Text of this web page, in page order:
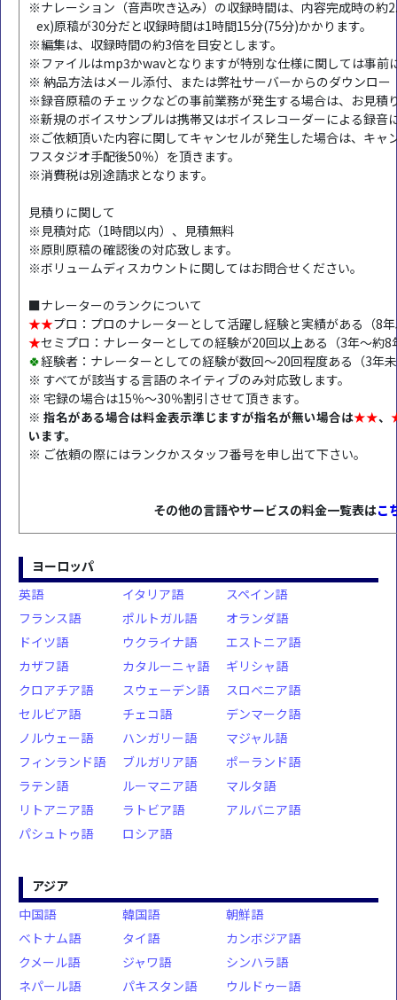
※ナレーション（音声吹き込み）の収録時間は、内容完成時の約
ex)原稿が30分だと収録時間は1時間15分(75分)かかります。
※編集は、収録時間の約3倍を目安とします。
※ファイルはmp3かwavとなりますが特別な仕様に関しては事前
※ 納品方法はメール添付、または弊社サーバーからのダウンロー
※録音原稿のチェックなどの事前業務が発生する場合は、お見積
※新規のボイスサンプルは携帯又はボイスレコーダーによる録音
※ご依頼頂いた内容に関してキャンセルが発生した場合は、キャ
フスタジオ手配後50％）を頂きます。
※消費税は別途請求となります。
見積りに関して
※見積対応（1時間以内）、見積無料
※原則原稿の確認後の対応致します。
※ボリュームディスカウントに関してはお問合せください。
■ナレーターのランクについて
★★プロ：プロのナレーターとして活躍し経験と実績がある（8
★セミプロ：ナレーターとしての経験が20回以上ある（3年～約
🍀経験者：ナレーターとしての経験が数回～20回程度ある（3年
※ すべてが該当する言語のネイティブのみ対応致します。
※ 宅録の場合は15％～30％割引させて頂きます。
※ 指名がある場合は料金表示準じますが指名が無い場合は★★、
います。
※ ご依頼の際にはランクかスタッフ番号を申し出て下さい。
その他の言語やサービスの料金一覧表はこ
ヨーロッパ
英語
イタリア語
スペイン語
フランス語
ポルトガル語
オランダ語
ドイツ語
ウクライナ語
エストニア語
カザフ語
カタルーニャ語
ギリシャ語
クロアチア語
スウェーデン語
スロベニア語
セルビア語
チェコ語
デンマーク語
ノルウェー語
ハンガリー語
マジャル語
フィンランド語
ブルガリア語
ポーランド語
ラテン語
ルーマニア語
マルタ語
リトアニア語
ラトビア語
アルバニア語
パシュトゥ語
ロシア語
アジア
中国語
韓国語
朝鮮語
ベトナム語
タイ語
カンボジア語
クメール語
ジャワ語
シンハラ語
ネパール語
パキスタン語
ウルドゥー語